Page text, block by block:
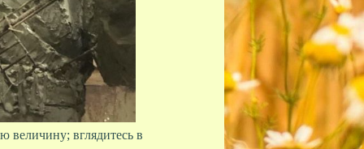
величину; вглядитесь в